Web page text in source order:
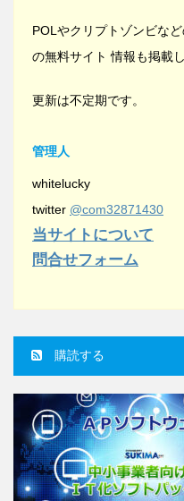
POLやクリプトゾンビな
の無料サイト 情報も掲載
更新は不定期です。
管理人
whitelucky
twitter @com32871430
当サイトについて
問合せフォーム
購読する